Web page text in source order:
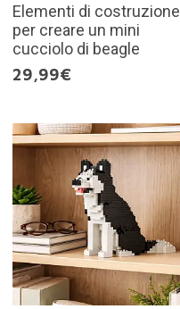
Elementi di costruzione
per creare un mini
cucciolo di beagle
29,99€